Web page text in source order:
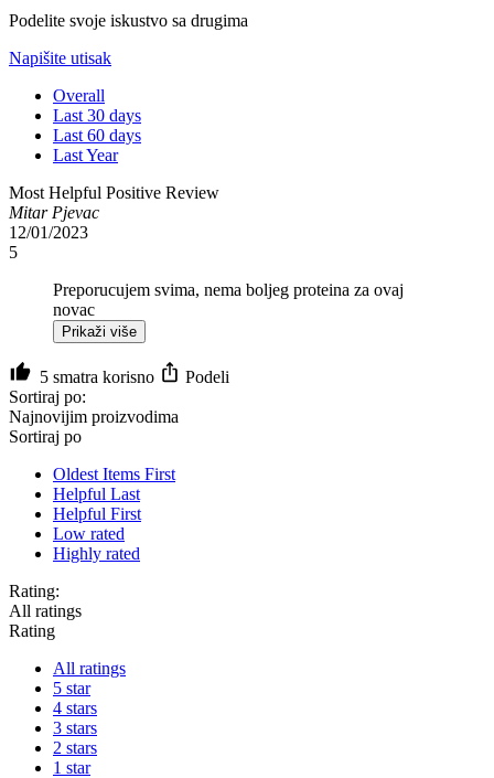
Podelite svoje iskustvo sa drugima
Napišite utisak
Overall
Last 30 days
Last 60 days
Last Year
Most Helpful Positive Review
Mitar Pjevac
12/01/2023
5
Preporucujem svima, nema boljeg proteina za ovaj
novac
Prikaži više
5 smatra korisno
Podeli
Sortiraj po:
Najnovijim proizvodima
Sortiraj po
Oldest Items First
Helpful Last
Helpful First
Low rated
Highly rated
Rating:
All ratings
Rating
All ratings
5 star
4 stars
3 stars
2 stars
1 star